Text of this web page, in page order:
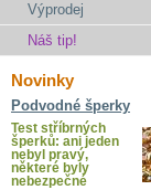
Výprodej
Náš tip!
Novinky
Podvodné šperky
Test stříbrných
šperků: ani jeden
nebyl pravý,
některé byly
nebezpečné